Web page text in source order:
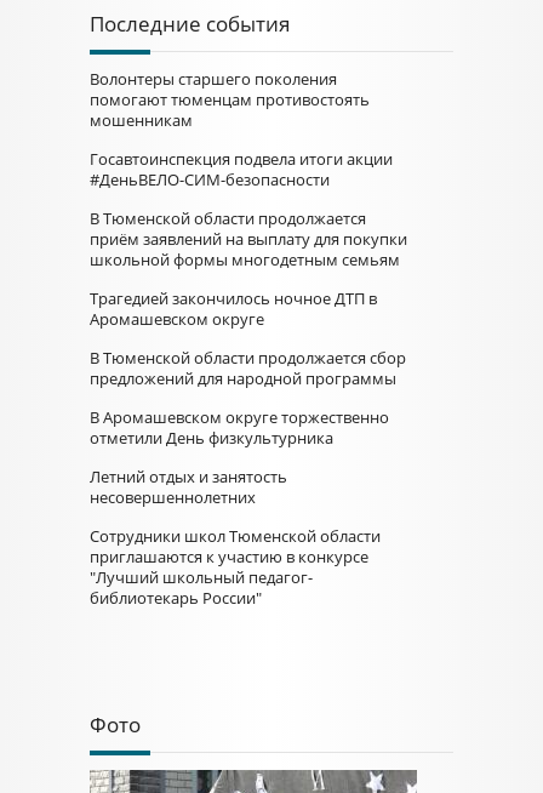
Последние события
Волонтеры старшего поколения
помогают тюменцам противостоять
мошенникам
Госавтоинспекция подвела итоги акции
#ДеньВЕЛО-СИМ-безопасности
В Тюменской области продолжается
приём заявлений на выплату для покупки
школьной формы многодетным семьям
Трагедией закончилось ночное ДТП в
Аромашевском округе
В Тюменской области продолжается сбор
предложений для народной программы
В Аромашевском округе торжественно
отметили День физкультурника
Летний отдых и занятость
несовершеннолетних
Сотрудники школ Тюменской области
приглашаются к участию в конкурсе
"Лучший школьный педагог-
библиотекарь России"
Фото